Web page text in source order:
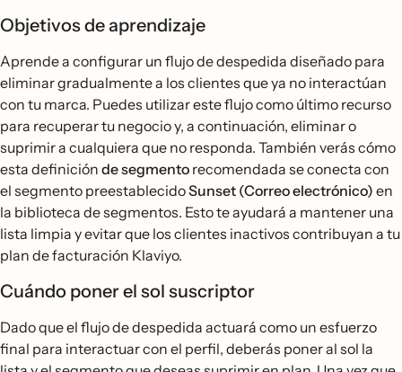
Objetivos de aprendizaje
Aprende a configurar un flujo de despedida diseñado para
eliminar gradualmente a los clientes que ya no interactúan
con tu marca. Puedes utilizar este flujo como último recurso
para recuperar tu negocio y, a continuación, eliminar o
suprimir a cualquiera que no responda. También verás cómo
esta definición de segmento recomendada se conecta con
el segmento preestablecidoSunset (Correo electrónico) en
la biblioteca de segmentos. Esto te ayudará a mantener una
lista limpia y evitar que los clientes inactivos contribuyan a tu
plan de facturación Klaviyo.
Cuándo poner el sol suscriptor
Dado que el flujo de despedida actuará como un esfuerzo
final para interactuar con el perfil, deberás poner al sol la